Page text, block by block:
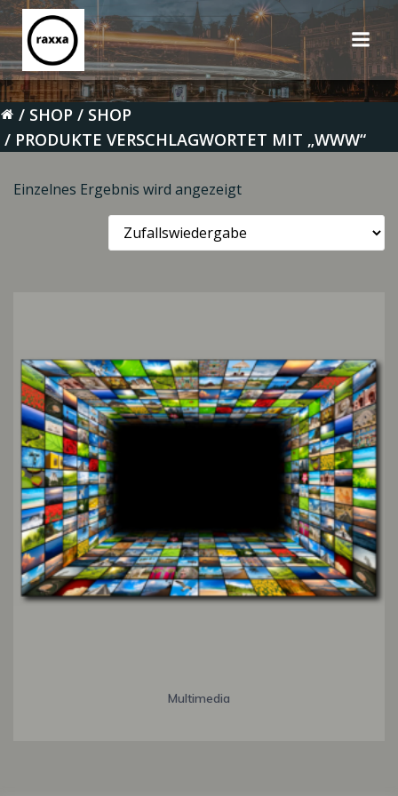
Zum
Inhalt
springen
SHOP
SHOP
PRODUKTE VERSCHLAGWORTET MIT „WWW“
Einzelnes Ergebnis wird angezeigt
Multimedia